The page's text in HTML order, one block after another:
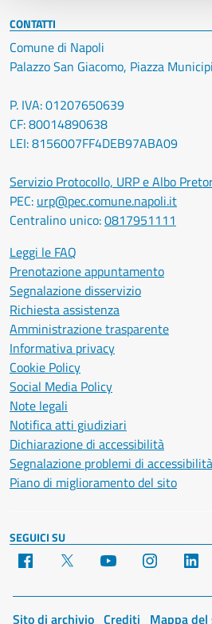
CONTATTI
Comune di Napoli
Palazzo San Giacomo, Piazza
P. IVA: 01207650639
CF: 80014890638
LEI: 8156007FF4DEB97ABA09
Servizio Protocollo, URP e Albo
PEC: urp@pec.comune.napoli.it
Centralino unico:0817951111
Leggi le FAQ
Prenotazione appuntamento
Segnalazione disservizio
Richiesta assistenza
Amministrazione trasparente
Informativa privacy
Cookie Policy
Social Media Policy
Note legali
Notifica atti giudiziari
Dichiarazione di accessibilità
Segnalazione problemi di accessibilità
Piano di miglioramento del sito
SEGUICI SU
Facebook YouTube Instagram
Sito di archivio Crediti Mappa